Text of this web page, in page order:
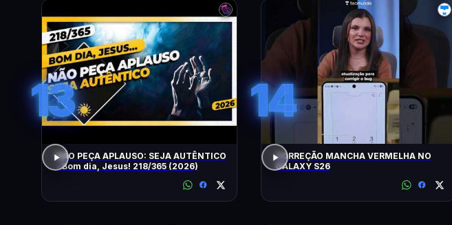
13
NÃO PEÇA APLAUSO: SEJA AUTÊNTICO
- Bom dia, Jesus! 218/365 (2026)
14
CORREÇÃO MANCHA VERMELHA NO
GALAXY S26